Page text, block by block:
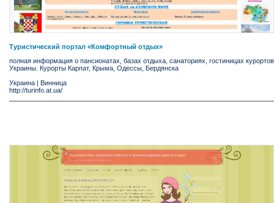
Туристический портал «Комфортный отдых»
полная информация о пансионатах, базах отдыха, санаториях, гостиницах курортов
Украины. Курорты Карпат, Крыма, Одессы, Бердянска
Украина | Винница
http://turinfo.at.ua/